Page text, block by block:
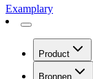
Examplary
Product
Bronnen